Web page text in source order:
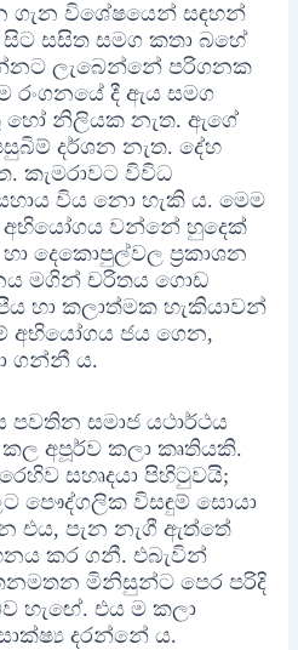
ගැන විශේෂයෙන් සඳහන්
සිට සසිත සමග කතා බහේ
ලැබෙන්නේ පරිගනක
රංගනයේ දී ඇය සමග
නිලියක නැත. ඇගේ
දර්ශන නැත. දේහ
කැමරාවට විවිධ
විය නො හැකි ය. මෙම
අභියෝගය වන්නේ හුදෙක්
දෙකොපුල්වල ප්‍රකාශන
මගින් චරිතය ගොඩ
හා කලාත්මක හැකියාවන්
අභියෝගය ජය ගෙන,
ගන්නී ය.
පවතින සමාජ යථාර්ථය
කල අපූර්ව කලා කෘතියකි.
සහෘදයා පිහිටුවයි;
පෞද්ගලික විසඳුම් සොයා
එය, පැන නැගී ඇත්තේ
කර ගනී. එබැවින්
මිනිසුන්ට පෙර පරිදි
හැඟේ. එය ම කලා
දරන්නේ ය.